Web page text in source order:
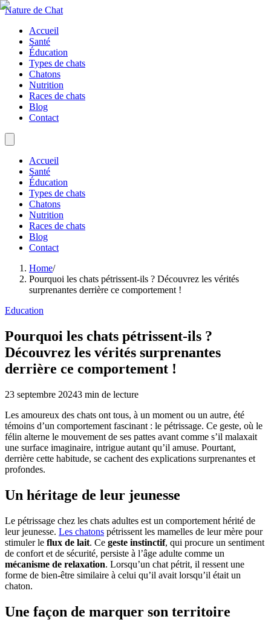
Nature de Chat
Accueil
Santé
Éducation
Types de chats
Chatons
Nutrition
Races de chats
Blog
Contact
Accueil
Santé
Éducation
Types de chats
Chatons
Nutrition
Races de chats
Blog
Contact
Home/
Pourquoi les chats pétrissent-ils ? Découvrez les vérités
surprenantes derrière ce comportement !
Education
Pourquoi les chats pétrissent-ils ?
Découvrez les vérités surprenantes
derrière ce comportement !
23 septembre 20243 min de lecture
Les amoureux des chats ont tous, à un moment ou un autre, été
témoins d’un comportement fascinant : le pétrissage. Ce geste, où le
félin alterne le mouvement de ses pattes avant comme s’il malaxait
une surface imaginaire, intrigue autant qu’il amuse. Pourtant,
derrière cette habitude, se cachent des explications surprenantes et
profondes.
Un héritage de leur jeunesse
Le pétrissage chez les chats adultes est un comportement hérité de
leur jeunesse. Les chatons pétrissent les mamelles de leur mère pour
stimuler le flux de lait. Ce geste instinctif, qui procure un sentiment
de confort et de sécurité, persiste à l’âge adulte comme un
mécanisme de relaxation. Lorsqu’un chat pétrit, il ressent une
forme de bien-être similaire à celui qu’il avait lorsqu’il était un
chaton.
Une façon de marquer son territoire